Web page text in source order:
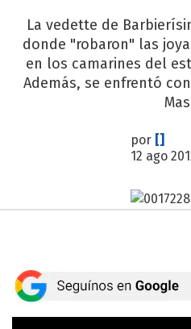
La vedette de
donde "robaron" las
en los camarines del
Además, se enfrentó
por []
12 ago